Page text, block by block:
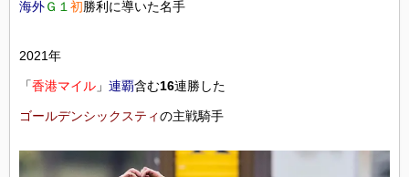
海外Ｇ１ 初勝利に導いた名手
2021年
「香港マイル 」 連覇含む16連勝した
ゴールデンシックスティの主戦騎手